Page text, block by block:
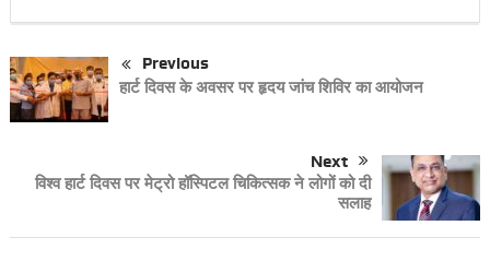
Previous
हार्ट दिवस के अवसर पर हृदय जांच शिविर का आयोजन
Next
विश्व हार्ट दिवस पर मेट्रो हॉस्पिटल चिकित्सक ने लोगों को दी
सलाह